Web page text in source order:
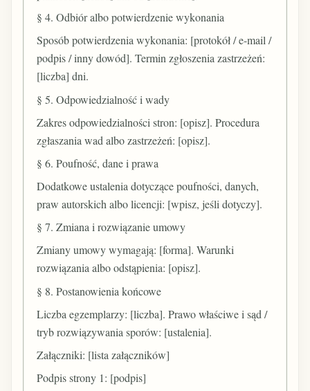
§ 4. Odbiór albo potwierdzenie wykonania
Sposób potwierdzenia wykonania: [protokół / e-mail /
podpis / inny dowód]. Termin zgłoszenia zastrzeżeń:
[liczba] dni.
§ 5. Odpowiedzialność i wady
Zakres odpowiedzialności stron: [opisz]. Procedura
zgłaszania wad albo zastrzeżeń: [opisz].
§ 6. Poufność, dane i prawa
Dodatkowe ustalenia dotyczące poufności, danych,
praw autorskich albo licencji: [wpisz, jeśli dotyczy].
§ 7. Zmiana i rozwiązanie umowy
Zmiany umowy wymagają: [forma]. Warunki
rozwiązania albo odstąpienia: [opisz].
§ 8. Postanowienia końcowe
Liczba egzemplarzy: [liczba]. Prawo właściwe i sąd /
tryb rozwiązywania sporów: [ustalenia].
Załączniki: [lista załączników]
Podpis strony 1: [podpis]